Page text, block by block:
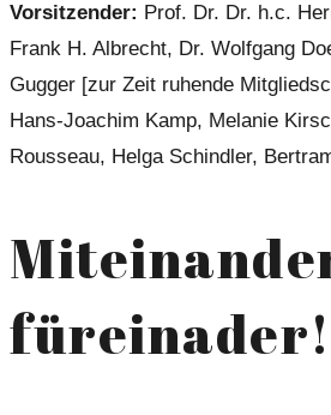
Vorsitzender: Prof. Dr. Dr. h.c.
Frank H. Albrecht, Dr. Wolfgang
Gugger [zur Zeit ruhende
Hans-Joachim Kamp, Melanie
Rousseau, Helga Schindler,
füreinader!